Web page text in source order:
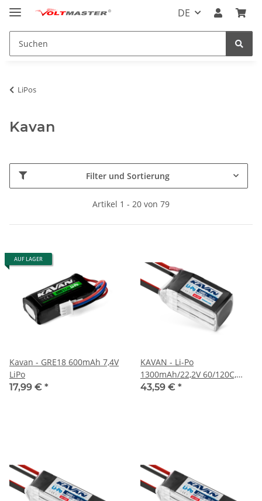
DE
LiPos
Kavan
Filter und Sortierung
Artikel 1 - 20 von 79
AUF LAGER
Kavan - GRE18 600mAh 7,4V
LiPo
17,99 € *
KAVAN - Li-Po
1300mAh/22,2V 60/120C,
28,8Wh (KAV33.6060)
43,59 € *